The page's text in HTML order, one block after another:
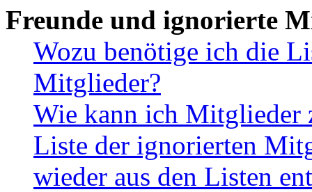
Freunde und ignorierte
Wozu benötige ich die
Mitglieder?
Wie kann ich Mitglieder
Liste der ignorierten
wieder aus den Listen